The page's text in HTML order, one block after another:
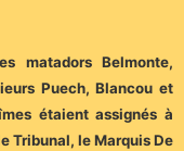
matadors Belmonte,
Puech, Blancou et
étaient assignés à
Tribunal, le Marquis De